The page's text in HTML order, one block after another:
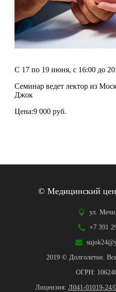
С 17 по 19 июня, с 16:00 до
Семинар ведет лектор из
Джок
Цена:9 000 руб.
© Медицинский
ул.
+7 391
2019 © Долголетие.
ОГРН:
Лицензия: Л041-01019-24/